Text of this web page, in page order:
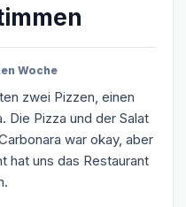
Woche
zwei Pizzen, einen
Die Pizza und der Salat
war okay, aber
hat uns das Restaurant